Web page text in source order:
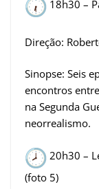
18h30 –
Direção:
Sinopse: Seis
encontros
na Segunda
neorrealismo.
20h30 –
(foto 5)